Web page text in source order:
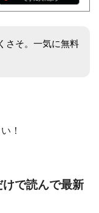
さそ。一気に無料
！
で読んで最新